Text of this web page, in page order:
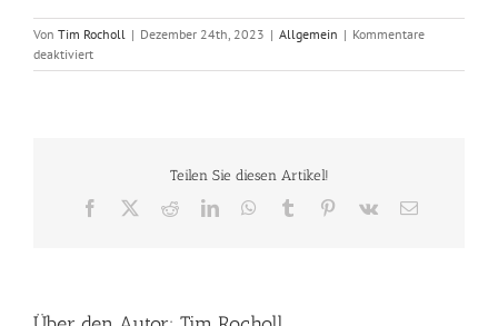
Von Tim Rocholl | Dezember 24th, 2023 | Allgemein | Kommentare
deaktiviertfür
Frohe
Teilen Sie diesen Artikel!
Facebook RedditLinkedInWhatsApp
Tumblr Pinterest
Vk
E-